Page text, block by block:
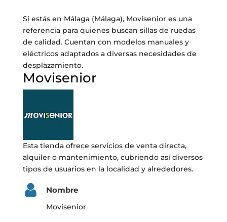
Si estás en Málaga (Málaga), Movisenior es una
referencia para quienes buscan sillas de ruedas
de calidad. Cuentan con modelos manuales y
eléctricos adaptados a diversas necesidades de
desplazamiento.
Movisenior
Esta tienda ofrece servicios de venta directa,
alquiler o mantenimiento, cubriendo así diversos
tipos de usuarios en la localidad y alrededores.
Nombre
Movisenior